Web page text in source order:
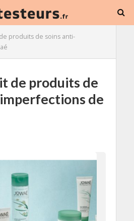
produits de soins anti-
de produits de
de